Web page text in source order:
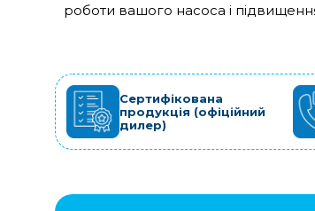
роботи вашого насоса і
Сертифікована
продукція (офіційний
дилер)